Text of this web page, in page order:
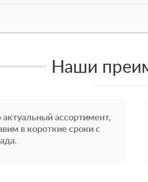
Наши
ассортимент,
в короткие сроки с